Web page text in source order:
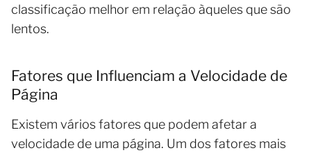
classificação melhor em relação àqueles que são
lentos.
Fatores que Influenciam a Velocidade de
Página
Existem vários fatores que podem afetar a
velocidade de uma página. Um dos fatores mais